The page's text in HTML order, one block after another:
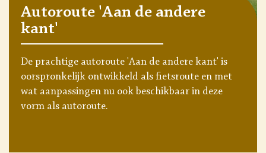
Autoroute 'Aan de andere
kant'
De prachtige autoroute 'Aan de andere kant' is
oorspronkelijk ontwikkeld als fietsroute en met
wat aanpassingen nu ook beschikbaar in deze
vorm als autoroute.